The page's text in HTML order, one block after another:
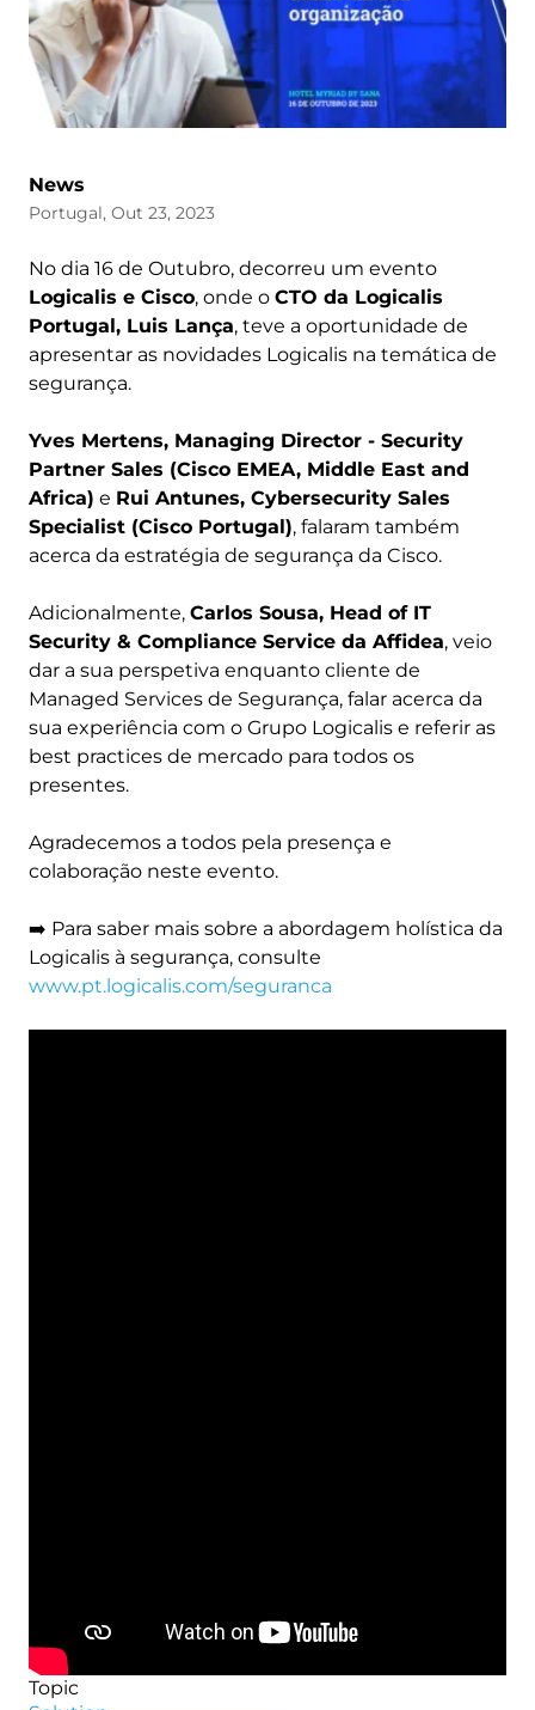
News
Portugal, Out 23, 2023
No dia 16 de Outubro, decorreu um evento
Logicalis e Cisco, onde o CTO da Logicalis
Portugal, Luis Lança, teve a oportunidade de
apresentar as novidades Logicalis na temática de
segurança.
Yves Mertens, Managing Director - Security
Partner Sales (Cisco EMEA, Middle East and
Africa) e Rui Antunes, Cybersecurity Sales
Specialist (Cisco Portugal), falaram também
acerca da estratégia de segurança da Cisco.
Adicionalmente, Carlos Sousa, Head of IT
Security & Compliance Service da Affidea, veio
dar a sua perspetiva enquanto cliente de
Managed Services de Segurança, falar acerca da
sua experiência com o Grupo Logicalis e referir as
best practices de mercado para todos os
presentes.
Agradecemos a todos pela presença e
colaboração neste evento.
➡️ Para saber mais sobre a abordagem holística da
Logicalis à segurança, consulte
www.pt.logicalis.com/seguranca
Topic